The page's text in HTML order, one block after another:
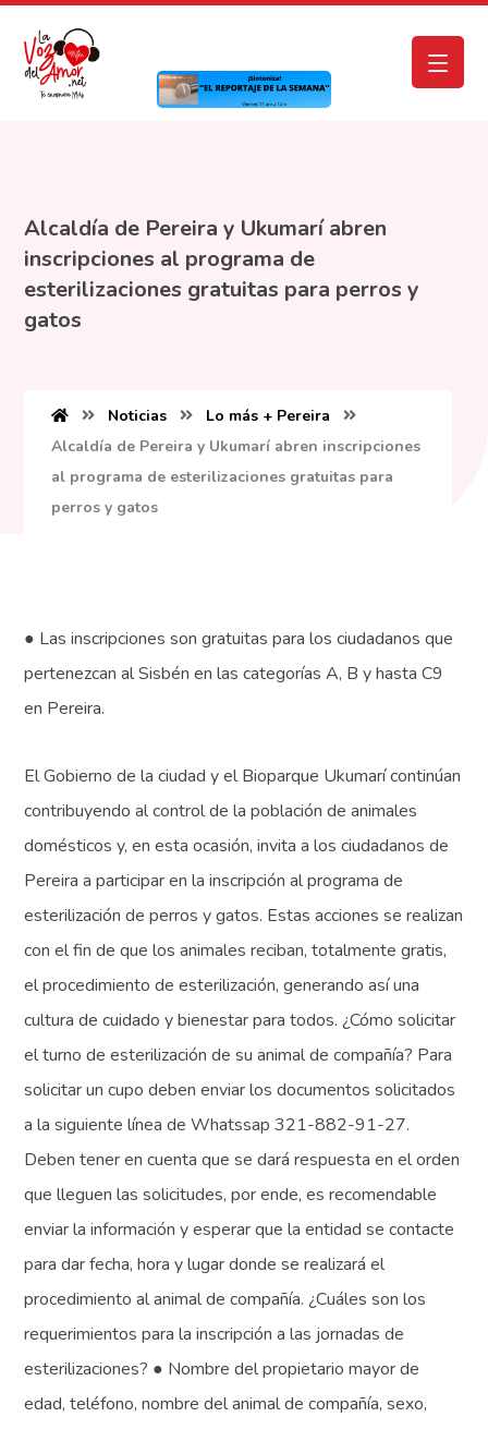
Alcaldía de Pereira y Ukumarí abren
inscripciones al programa de
esterilizaciones gratuitas para perros y
gatos
Noticias
Lo más + Pereira
Alcaldía de Pereira y Ukumarí abren inscripciones
al programa de esterilizaciones gratuitas para
perros y gatos
● Las inscripciones son gratuitas para los ciudadanos que
pertenezcan al Sisbén en las categorías A, B y hasta C9
en Pereira.
El Gobierno de la ciudad y el Bioparque Ukumarí continúan
contribuyendo al control de la población de animales
domésticos y, en esta ocasión, invita a los ciudadanos de
Pereira a participar en la inscripción al programa de
esterilización de perros y gatos. Estas acciones se realizan
con el fin de que los animales reciban, totalmente gratis,
el procedimiento de esterilización, generando así una
cultura de cuidado y bienestar para todos. ¿Cómo solicitar
el turno de esterilización de su animal de compañía? Para
solicitar un cupo deben enviar los documentos solicitados
a la siguiente línea de Whatssap 321-882-91-27.
Deben tener en cuenta que se dará respuesta en el orden
que lleguen las solicitudes, por ende, es recomendable
enviar la información y esperar que la entidad se contacte
para dar fecha, hora y lugar donde se realizará el
procedimiento al animal de compañía. ¿Cuáles son los
requerimientos para la inscripción a las jornadas de
esterilizaciones? ● Nombre del propietario mayor de
edad, teléfono, nombre del animal de compañía, sexo,